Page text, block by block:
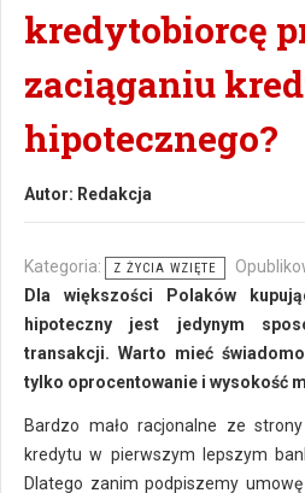
kredytobiorcę
zaciąganiu
hipotecznego?
Autor: Redakcja
Kategoria: Z ŻYCIA WZIĘTE
Dla większości Polaków
hipoteczny jest jedynym
transakcji. Warto mieć
tylko oprocentowanie i wysokość
Bardzo mało racjonalne ze
kredytu w pierwszym lepszym
Dlatego zanim podpiszemy